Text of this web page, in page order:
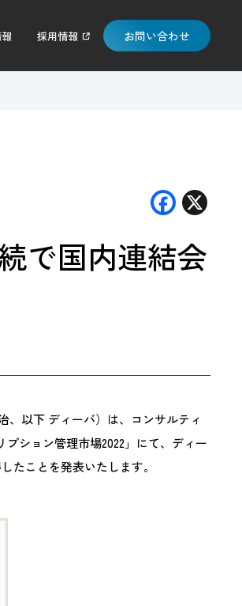
採用情報 お問い合わせ
F
e
b
で国内連結会
、以下 ディーバ）は、コンサルティ
ション管理市場2022」にて、ディー
たことを発表いたします。